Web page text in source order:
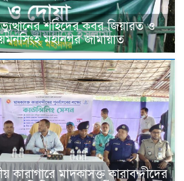
শহিদের কবর জিয়ারত ও
মহানগর জামায়াত
কারাগারে মাদকাসক্ত কারাবন্দীদের